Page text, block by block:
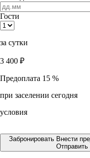
Гости
за сутки
3 400 ₽
Предоплата 15 %
при заселении сегодня
условия
Забронировать Внести
Отправить